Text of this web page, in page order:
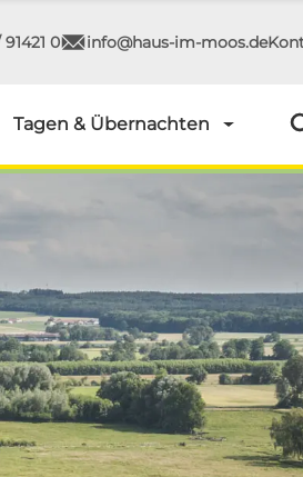
0 info@haus-im-moos.de
Tagen & Übernachten